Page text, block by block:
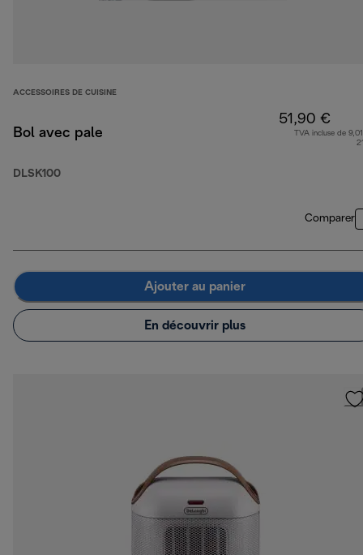
ACCESSOIRES DE CUISINE
Bol avec pale
DLSK100
51,90 €
TVA incluse de
Comparer
Ajouter au panier
En découvrir plus